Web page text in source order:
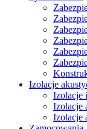
Izolacje
Izolacje
Izolacje
Izolacje